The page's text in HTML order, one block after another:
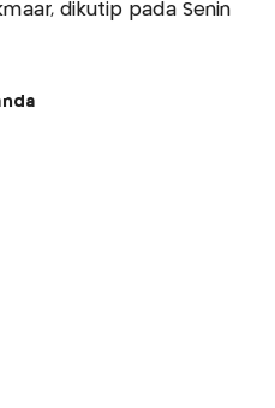
dikutip pada Senin